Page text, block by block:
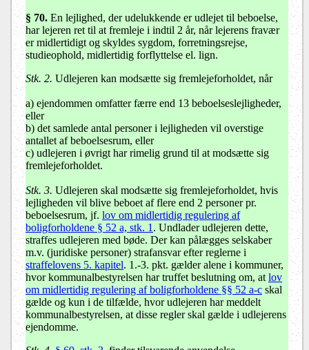
§ 70. En lejlighed, der udelukkende er udlejet til beboelse,
har lejeren ret til at fremleje i indtil 2 år, når lejerens fravær
er midlertidigt og skyldes sygdom, forretningsrejse,
studieophold, midlertidig forflyttelse el. lign.
Stk. 2. Udlejeren kan modsætte sig fremlejeforholdet, når
a) ejendommen omfatter færre end 13 beboelseslejligheder,
eller
b) det samlede antal personer i lejligheden vil overstige
antallet af beboelsesrum, eller
c) udlejeren i øvrigt har rimelig grund til at modsætte sig
fremlejeforholdet.
Stk. 3. Udlejeren skal modsætte sig fremlejeforholdet, hvis
lejligheden vil blive beboet af flere end 2 personer pr.
beboelsesrum, jf. lov om midlertidig regulering af
boligforholdene § 52 a, stk. 1 . Undlader udlejeren dette,
straffes udlejeren med bøde. Der kan pålægges selskaber
m.v. (juridiske personer) strafansvar efter reglerne i
straffelovens 5. kapitel. 1.-3. pkt. gælder alene i kommuner,
hvor kommunalbestyrelsen har truffet beslutning om, at lov
om midlertidig regulering af boligforholdene §§ 52 a-c skal
gælde og kun i de tilfælde, hvor udlejeren har meddelt
kommunalbestyrelsen, at disse regler skal gælde i udlejerens
ejendomme.